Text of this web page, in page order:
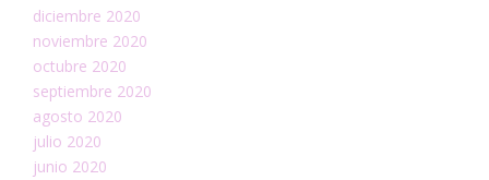
diciembre 2020
noviembre 2020
octubre 2020
septiembre 2020
agosto 2020
julio 2020
junio 2020